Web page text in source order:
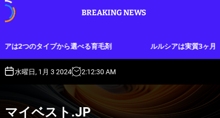
o
BREAKING NEWS
べる育毛剤 ルルシアは実質3ヶ月分のお試しができる育
水曜日, 1月 3 2024 2:12:31 AM
マイベスト.JP